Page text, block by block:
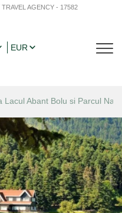
AGENCY - 17582
EUR
Lacul Abant Bolu si Parcul